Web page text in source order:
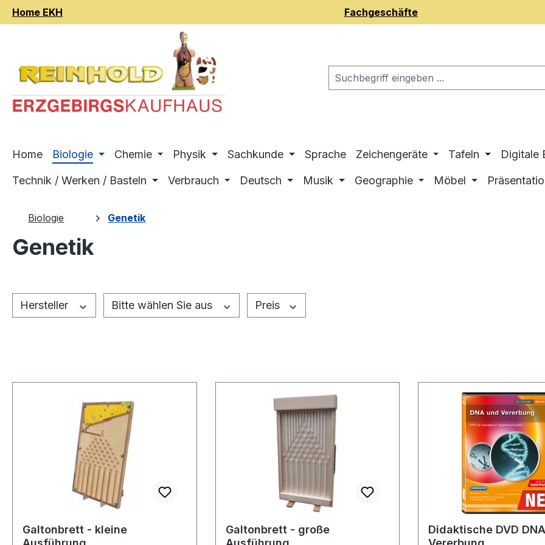
Hauptinhalt springen
Zur Suche springen
Zur Hauptnavigation springen
Home EKH Fachgeschäfte
Home Biologie Chemie Physik Sachkunde Sprache Zeichengeräte Tafeln Digitale
Technik / Werken / Basteln Verbrauch Deutsch Musik Geographie Möbel
Biologie Genetik
Genetik
Hersteller Bitte wählen Sie aus Preis
Galtonbrett - kleine
Galtonbrett - große
Didaktische DVD